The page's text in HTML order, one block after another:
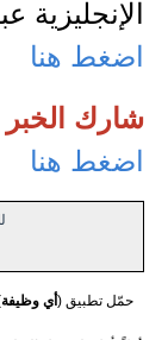
الإنجليزية
اضغط هنا
شارك
اضغط هنا
حمّل تطبيق ( أي وظيفة